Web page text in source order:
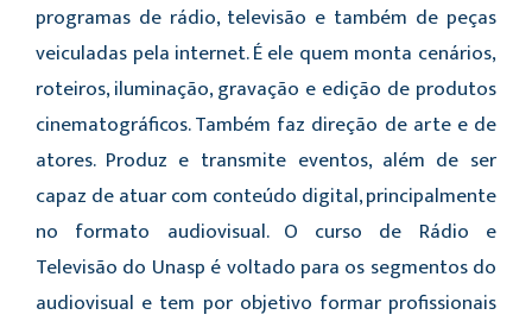
programas de rádio, televisão e também de peças
veiculadas pela internet. É ele quem monta cenários,
roteiros, iluminação, gravação e edição de produtos
cinematográficos. Também faz direção de arte e de
atores. Produz e transmite eventos, além de ser
capaz de atuar com conteúdo digital, principalmente
no formato audiovisual. O curso de Rádio e
Televisão do Unasp é voltado para os segmentos do
audiovisual e tem por objetivo formar profissionais